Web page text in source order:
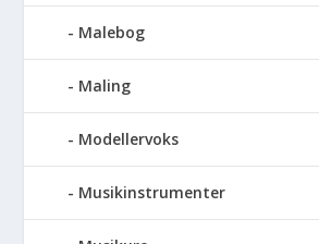
Malebog
Maling
Modellervoks
Musikinstrumenter